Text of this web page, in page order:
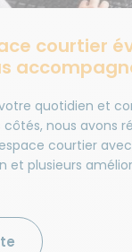
courtier
quotidien et
côtés, nous avons
courtier
et plusieurs